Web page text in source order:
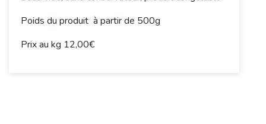
Poids du produit à partir de 500g
Prix au kg 12,00€